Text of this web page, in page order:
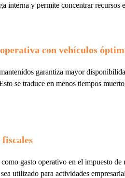
interna y permite concentrar recursos
con vehículos
garantiza mayor
se traduce en menos tiempos
gasto operativo en el impuesto
utilizado para actividades